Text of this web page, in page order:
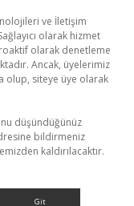
ve İletişim
olarak hizmet
olarak denetleme
Ancak, üyelerimiz
olup, siteye üye olarak
düşündüğünüz
bildirmeniz
kaldırılacaktır.